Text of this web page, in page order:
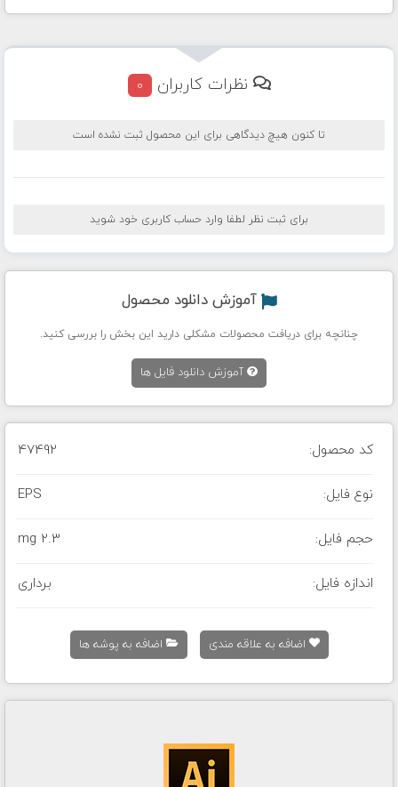
نظرات کاربران 0
تا کنون هیچ دیدگاهی برای این محصول ثبت نشده است
برای ثبت نظر لطفا وارد حساب کاربری خود شوید
آموزش دانلود محصول
چنانچه برای دریافت محصولات مشکلی دارید این بخش را بررسی کنید.
آموزش دانلود فایل ها
کد محصول: 47492
نوع فایل: EPS
حجم فایل: 2.3 mg
اندازه فایل: برداری
اضافه به علاقه مندی اضافه به پوشه ها